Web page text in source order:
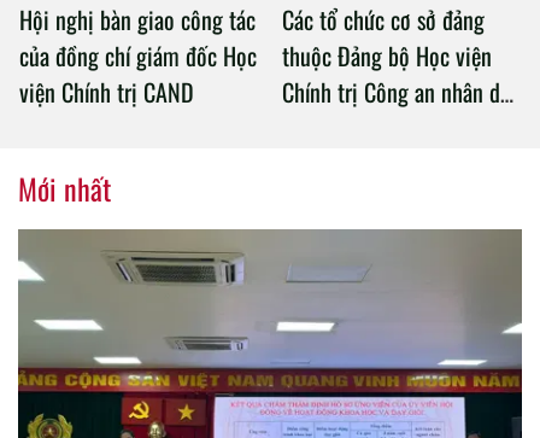
Hội nghị bàn giao công tác
của đồng chí giám đốc Học
viện Chính trị CAND
Các tổ chức cơ sở đảng
thuộc Đảng bộ Học viện
Chính trị Công an nhân dân
Mới nhất